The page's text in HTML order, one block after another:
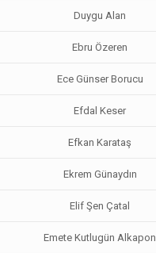
Duygu Alan
Ebru Özeren
Ece Günser Borucu
Efdal Keser
Efkan Karataş
Ekrem Günaydın
Elif Şen Çatal
Emete Kutlugün Alkapon